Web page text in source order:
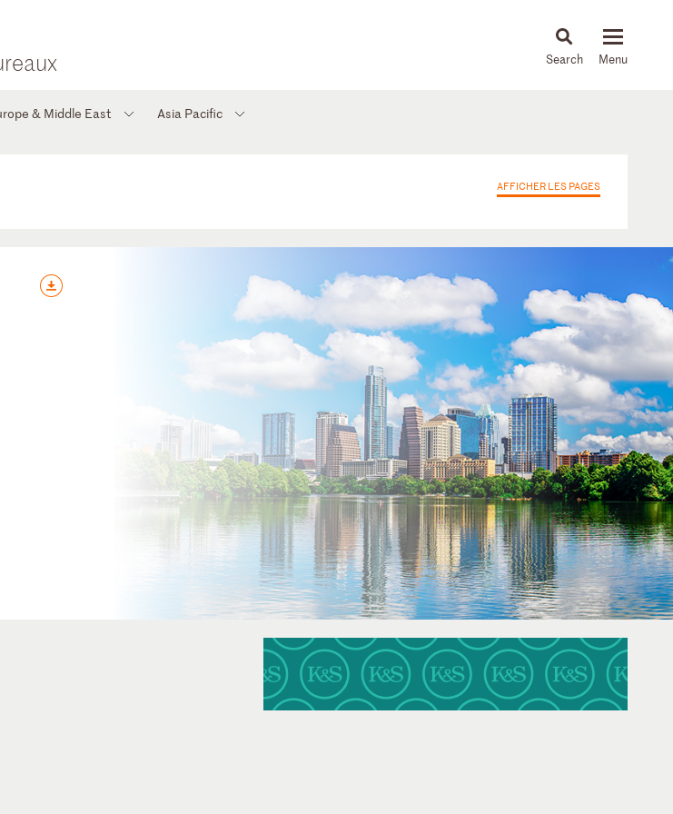
News & Insights
& Middle East Asia Pacific
AFFICHER LES PAGES